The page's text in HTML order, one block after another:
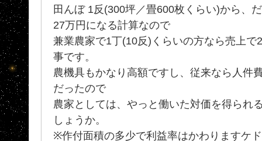
田んぼ 1反(300坪／畳600枚くらい)から、
27万円になる計算なので
兼業農家で1丁(10反)くらいの方なら売上で
事です。
農機具もかなり高額ですし、従来なら人件
だったので
農家としては、やっと働いた対価を得られ
しょうか。
※作付面積の多少で利益率はかわりますケド